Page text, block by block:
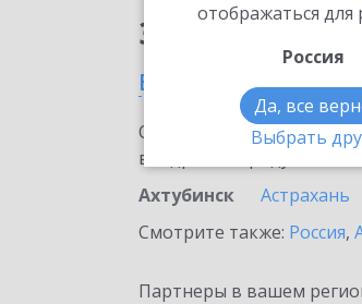
отображаться для
Россия
Да, все
Выбрать
Заказать
в Ахтубинске
Ознакомьтесь с
внедрение продукта.
Ахтубинск
Астрахань
Смотрите также: Россия,
Партнеры в вашем